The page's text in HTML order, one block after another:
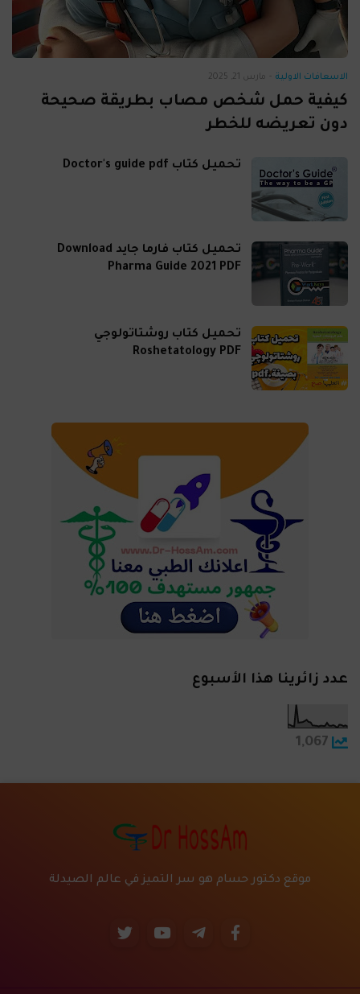
الاسعافات الاولية - مارس 21, 2025
كيفية حمل شخص مصاب بطريقة صحيحة
دون تعريضه للخطر
تحميل كتاب Doctor's guide pdf
تحميل كتاب فارما جايد Download
Pharma Guide 2021 PDF
تحميل كتاب روشتاتولوجي
Roshetatology PDF
عدد زائرينا هذا الأسبوع
1,067
موقع دكتور حسام هو سر التميز في عالم الصيدلة